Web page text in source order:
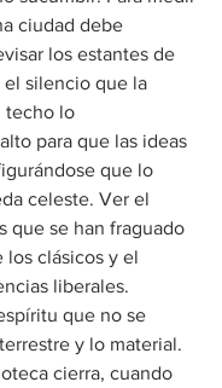
ciudad debe
los estantes de
silencio que la
techo lo
para que las ideas
que lo
celeste. Ver el
que se han fraguado
los clásicos y el
liberales.
que no se
y lo material.
cierra, cuando